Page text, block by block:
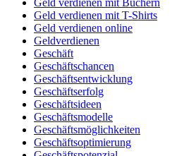
Geld verdienen mit Büchern
Geld verdienen mit T-Shirts
Geld verdienen online
Geldverdienen
Geschäft
Geschäftschancen
Geschäftsentwicklung
Geschäftserfolg
Geschäftsideen
Geschäftsmodelle
Geschäftsmöglichkeiten
Geschäftsoptimierung